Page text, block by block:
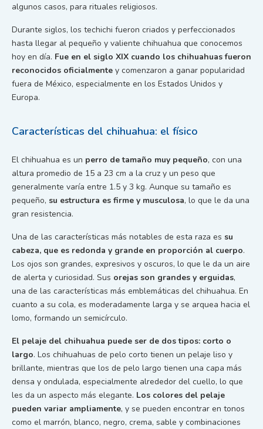
algunos casos, para rituales religiosos.
Durante siglos, los techichi fueron criados y perfeccionados
hasta llegar al pequeño y valiente chihuahua que conocemos
hoy en día. Fue en el siglo XIX cuando los chihuahuas fueron
reconocidos oficialmente y comenzaron a ganar popularidad
fuera de México, especialmente en los Estados Unidos y
Europa.
Características del chihuahua: el físico
El chihuahua es un perro de tamaño muy pequeño, con una
altura promedio de 15 a 23 cm a la cruz y un peso que
generalmente varía entre 1.5 y 3 kg. Aunque su tamaño es
pequeño, su estructura es firme y musculosa, lo que le da una
gran resistencia.
Una de las características más notables de esta raza es su
cabeza, que es redonda y grande en proporción al cuerpo.
Los ojos son grandes, expresivos y oscuros, lo que le da un aire
de alerta y curiosidad. Sus orejas son grandes y erguidas,
una de las características más emblemáticas del chihuahua. En
cuanto a su cola, es moderadamente larga y se arquea hacia el
lomo, formando un semicírculo.
El pelaje del chihuahua puede ser de dos tipos: corto o
largo. Los chihuahuas de pelo corto tienen un pelaje liso y
brillante, mientras que los de pelo largo tienen una capa más
densa y ondulada, especialmente alrededor del cuello, lo que
les da un aspecto más elegante. Los colores del pelaje
pueden variar ampliamente, y se pueden encontrar en tonos
como el marrón, blanco, negro, crema, sable y combinaciones